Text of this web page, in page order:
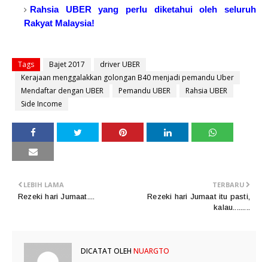
Rahsia UBER yang perlu diketahui oleh seluruh
Rakyat Malaysia!
Tags Bajet 2017
driver UBER
Kerajaan menggalakkan golongan B40 menjadi pemandu Uber
Mendaftar dengan UBER
Pemandu UBER
Rahsia UBER
Side Income
TERBARU
Rezeki hari Jumaat itu pasti,
kalau.........
LEBIH LAMA
Rezeki hari Jumaat....
DICATAT OLEH NUARGTO